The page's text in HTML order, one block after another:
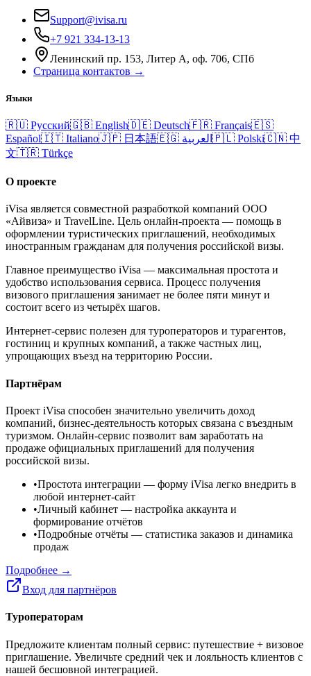
Support@ivisa.ru
+7 921 334-13-13
Ленинский пр. 153, Литер А, оф. 706, СПб
Страница контактов →
Языки
🇷🇺 Русский🇬🇧 English🇩🇪 Deutsch🇫🇷 Français🇪🇸
Español🇮🇹 Italiano🇯🇵 日本語🇪🇬 العربية 🇵🇱 Polski🇨🇳 中
文🇹🇷 Türkçe
О проекте
iVisa является совместной разработкой компаний ООО
«Айвиза» и TravelLine. Цель онлайн-проекта — помощь в
оформлении туристических приглашений, необходимых
иностранным гражданам для получения российской визы.
Главное преимущество iVisa — максимальная простота и
удобство использования сервиса. Процесс получения
визового приглашения занимает не более пяти минут и
состоит всего из четырёх шагов.
Интернет-сервис полезен для туроператоров и турагентов,
гостиниц и крупных компаний, а также частных лиц,
упрощающих въезд на территорию России.
Партнёрам
Проект iVisa способен значительно увеличить доход
компаний, бизнес-деятельность которых связана с въездным
туризмом. Онлайн-сервис позволит вам заработать на
продаже официальных приглашений для получения
российской визы.
•Простота интеграции — форму iVisa легко внедрить в
любой интернет-сайт
•Личный кабинет — настройка аккаунта и
формирование отчётов
•Подробные отчёты — статистика заказов и динамика
продаж
Подробнее →
Вход для партнёров
Туроператорам
Предложите клиентам полный сервис: путешествие + визовое
приглашение. Увеличьте средний чек и лояльность клиентов с
нашей бесшовной интеграцией.